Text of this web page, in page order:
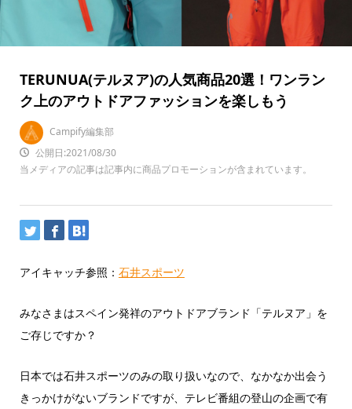
TERUNUA(テルヌア)の人気商品20選！ワンラン
ク上のアウトドアファッションを楽しもう
Campify編集部
公開日:2021/08/30
当メディアの記事は記事内に商品プロモーションが含まれています。
アイキャッチ参照： 石井スポーツ
みなさまはスペイン発祥のアウトドアブランド「テルヌア」を
ご存じですか？
日本では石井スポーツのみの取り扱いなので、なかなか出会う
きっかけがないブランドですが、テレビ番組の登山の企画で有